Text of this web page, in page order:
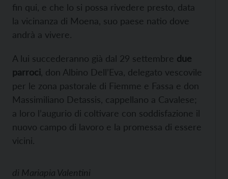
fin qui, e che lo si possa rivedere presto, data
la vicinanza di Moena, suo paese natio dove
andrà a vivere.
A lui succederanno già dal 29 settembre due
parroci , don Albino Dell’Eva, delegato vescovile
per le zona pastorale di Fiemme e Fassa e don
Massimiliano Detassis, cappellano a Cavalese;
a loro l’augurio di coltivare con soddisfazione il
nuovo campo di lavoro e la promessa di essere
vicini.
di Mariapia Valentini